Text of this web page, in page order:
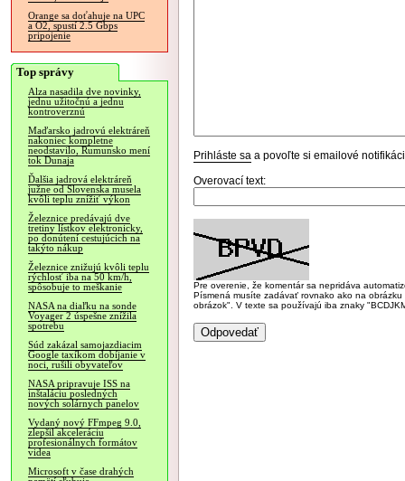
Orange sa doťahuje na UPC
a O2, spustí 2.5 Gbps
pripojenie
Top správy
Alza nasadila dve novinky,
jednu užitočnú a jednu
kontroverznú
Maďarsko jadrovú elektráreň
nakoniec kompletne
neodstavilo, Rumunsko mení
tok Dunaja
Ďalšia jadrová elektráreň
južne od Slovenska musela
kvôli teplu znížiť výkon
Železnice predávajú dve
tretiny lístkov elektronicky,
po donútení cestujúcich na
takýto nákup
Železnice znižujú kvôli teplu
rýchlosť iba na 50 km/h,
spôsobuje to meškanie
NASA na diaľku na sonde
Voyager 2 úspešne znížila
spotrebu
Súd zakázal samojazdiacim
Google taxíkom dobíjanie v
noci, rušili obyvateľov
NASA pripravuje ISS na
inštaláciu posledných
nových solárnych panelov
Vydaný nový FFmpeg 9.0,
zlepšil akceleráciu
profesionálnych formátov
videa
Microsoft v čase drahých
Prihláste sa a povoľte si emailové
Overovací text:
Pre overenie, že komentár sa nepridáva
Písmená musíte zadávať rovnako ako na
obrázok". V texte sa používajú iba znaky